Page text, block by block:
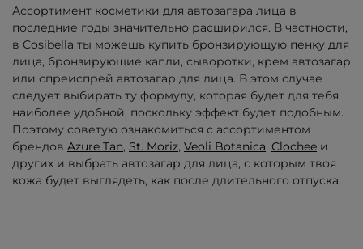
Ассортимент косметики для автозагара лица в
последние годы значительно расширился. В частности,
в Cosibella ты можешь купить бронзирующую пенку для
лица, бронзирующие капли, сыворотки, крем автозагар
или спреиспрей автозагар для лица. В этом случае
следует выбирать ту формулу, которая будет для тебя
наиболее удобной, поскольку эффект будет подобным.
Поэтому советую ознакомиться с ассортиментом
брендов Azure Tan, St. Moriz, Veoli Botanica, Clochee и
других и выбрать автозагар для лица, с которым твоя
кожа будет выглядеть, как после длительного отпуска.